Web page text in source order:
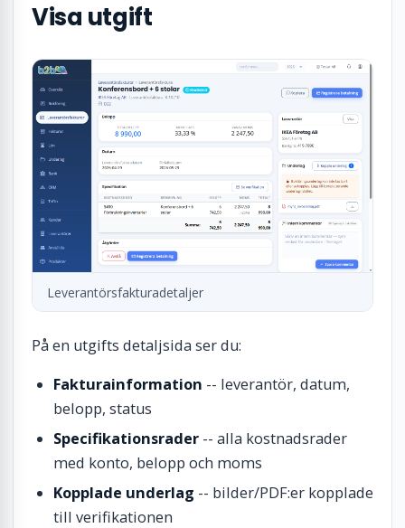
Visa utgift
Leverantörsfakturadetaljer
På en utgifts detaljsida ser du:
Fakturainformation -- leverantör, datum,
belopp, status
Specifikationsrader -- alla kostnadsrader
med konto, belopp och moms
Kopplade underlag -- bilder/PDF:er kopplade
till verifikationen